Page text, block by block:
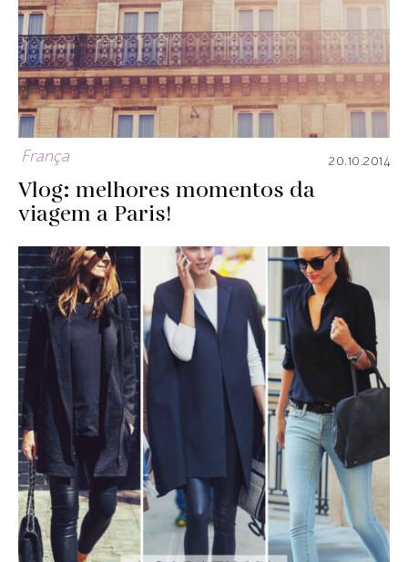
França 20.10.2014
Vlog: melhores momentos da
viagem a Paris!